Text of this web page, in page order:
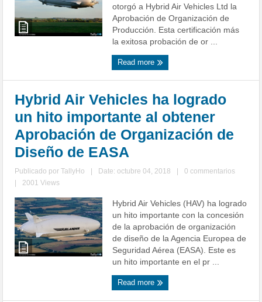
otorgó a Hybrid Air Vehicles Ltd la
Aprobación de Organización de
Producción. Esta certificación más
la exitosa probación de or ...
Read more
Hybrid Air Vehicles ha logrado
un hito importante al obtener
Aprobación de Organización de
Diseño de EASA
Publicado porTallyHo Date: octubre 04, 2018
0 commentarios
2001 Views
Hybrid Air Vehicles (HAV) ha logrado
un hito importante con la concesión
de la aprobación de organización
de diseño de la Agencia Europea de
Seguridad Aérea (EASA). Este es
un hito importante en el pr ...
Read more